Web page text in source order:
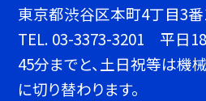
東京都渋谷区本町4丁目3
TEL. 03-3373-3201 平日
45分までと、土日祝等は機
に切り替わります。